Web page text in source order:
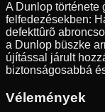
A Dunlop története
felfedezésekben:
defekttûrõ
a Dunlop büszke
újítással járult
biztonságosabbá
Vélemények